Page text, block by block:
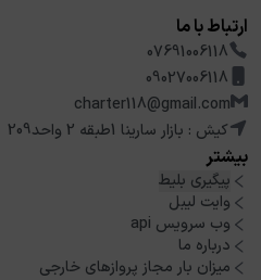
ارتباط با ما
07691006118
09027006118
charter118@gmail.com
کیش : بازار سارینا 1طبقه 2 واحد209
بیشتر
پیگیری بلیط
وایت لیبل
وب سرویس api
درباره ما
میزان بار مجاز پروازهای خارجی